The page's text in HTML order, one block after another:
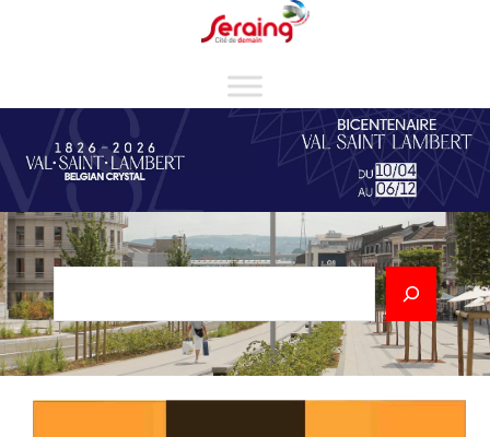
Rechercher
Cookies management panel